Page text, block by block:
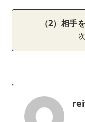
（2）相手